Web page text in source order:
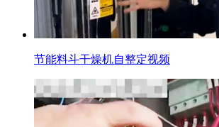
节能料斗干燥机自整定视频